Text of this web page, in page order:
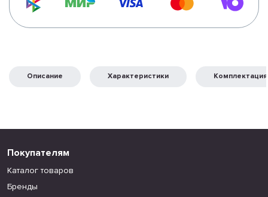
Описание Характеристики Комплектация
Покупателям
Каталог товаров
Бренды